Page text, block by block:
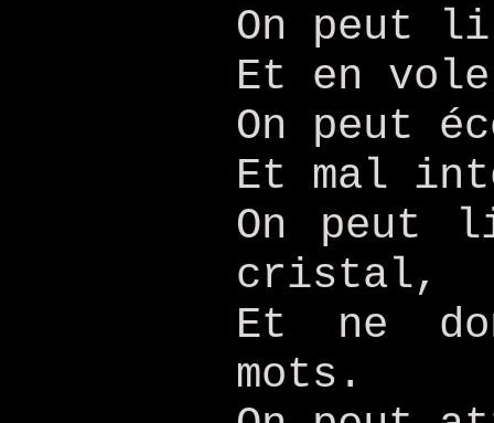
On peut
Et en
On peut
Et mal
On peut
cristal,
Et ne
mots.